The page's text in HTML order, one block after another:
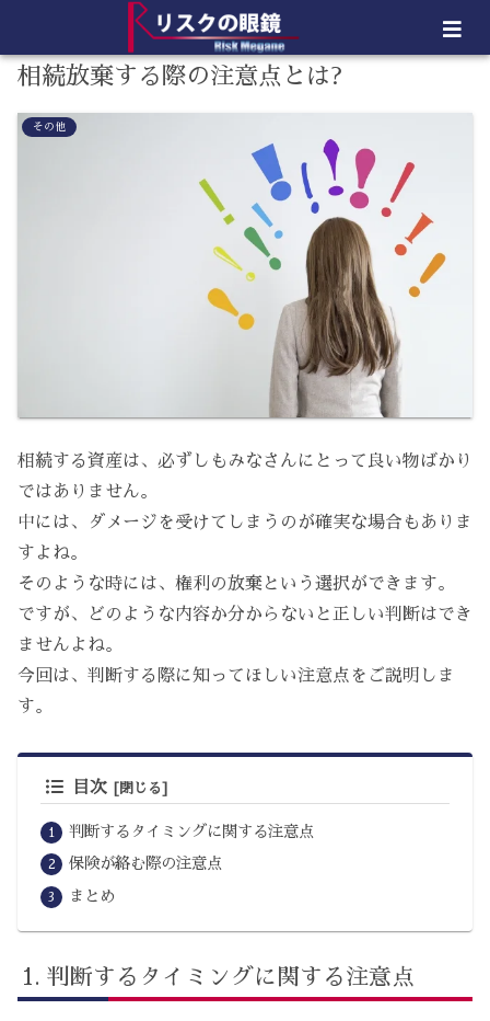
相続放棄する際の注意点とは?
その他
相続する資産は、必ずしもみなさんにとって良い物ばかり
ではありません。
中には、ダメージを受けてしまうのが確実な場合もありま
すよね。
そのような時には、権利の放棄という選択ができます。
ですが、どのような内容か分からないと正しい判断はでき
ませんよね。
今回は、判断する際に知ってほしい注意点をご説明しま
す。
目次
判断するタイミングに関する注意点
保険が絡む際の注意点
まとめ
判断するタイミングに関する注意点